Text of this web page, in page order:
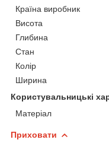
Країна виробник
Висота
Глибина
Стан
Колір
Ширина
Користувальницькі
Матеріал
Приховати